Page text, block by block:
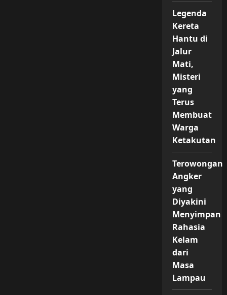
Legenda
Kereta
Hantu di
Jalur
Mati,
Misteri
yang
Terus
Membuat
Warga
Ketakutan
Terowongan
Angker
yang
Diyakini
Menyimpan
Rahasia
Kelam
dari
Masa
Lampau